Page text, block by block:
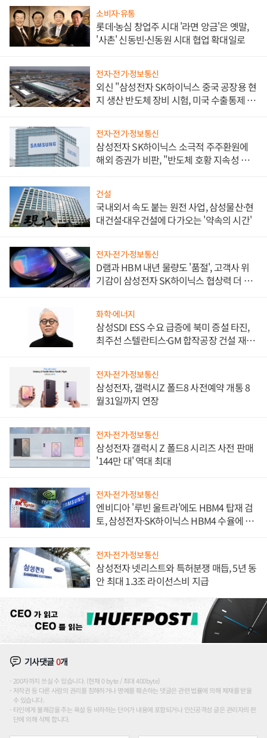
소비자·유통
롯데·농심 창업주 시대 '라면 앙금'은 옛말,
'사촌' 신동빈·신동원 시대 협업 확대일로
전자·전기·정보통신
외신 "삼성전자 SK하이닉스 중국 공장용 현
지 생산 반도체 장비 시험, 미국 수출통제 대
전자·전기·정보통신
삼성전자 SK하이닉스 소극적 주주환원에
해외 증권가 비판, "반도체 호황 지속성 의
건설
국내외서 속도 붙는 원전 사업, 삼성물산·현
대건설·대우건설에 다가오는 '약속의 시간'
전자·전기·정보통신
D램과 HBM 내년 물량도 '품절', 고객사 위
기감이 삼성전자 SK하이닉스 협상력 더 키
화학·에너지
삼성SDI ESS 수요 급증에 북미 증설 타진,
최주선 스텔란티스·GM 합작공장 건설 재추
전자·전기·정보통신
삼성전자, 갤럭시Z 폴드8 사전예약 개통 8
월31일까지 연장
전자·전기·정보통신
삼성전자 갤럭시 Z 폴드8 시리즈 사전 판매
'144만 대' 역대 최대
전자·전기·정보통신
엔비디아 '루빈 울트라'에도 HBM4 탑재 검
토, 삼성전자·SK하이닉스 HBM4 수율에 주
전자·전기·정보통신
삼성전자 넷리스트와 특허분쟁 매듭, 5년 동
안 최대 1.3조 라이선스비 지급
기사댓글0개
200자까지 쓰실 수 있습니다. (현재 0 byte / 최대 400byte)
저작권 등 다른 사람의 권리를 침해하거나 명예를 훼손하는 댓글은 관련 법률에 의해 제재를 받을
수 있습니다.
타인에게 불쾌감을 주는 욕설 등 비하하는 단어가 내용에 포함되거나 인신공격성 글은 관리자의 판
단에 의해 삭제 합니다.